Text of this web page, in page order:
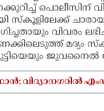
പൊലീസിന്
സ്കൂളിലേക്ക്
വിവരം
മദ്യം
ജുവനൈൽ
വിദ്യാനഗറിൽ